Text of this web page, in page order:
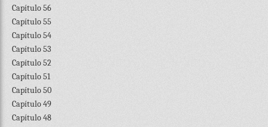
Capítulo 56
Capítulo 55
Capítulo 54
Capítulo 53
Capítulo 52
Capítulo 51
Capítulo 50
Capítulo 49
Capítulo 48